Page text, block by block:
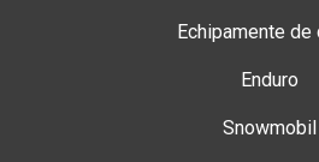
Echipamente de
Enduro
Snowmobil